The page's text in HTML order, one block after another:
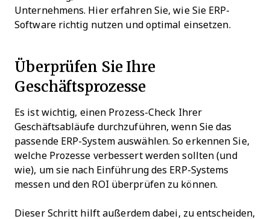
Unternehmens. Hier erfahren Sie, wie Sie ERP-
Software richtig nutzen und optimal einsetzen.
Überprüfen Sie Ihre
Geschäftsprozesse
Es ist wichtig, einen Prozess-Check Ihrer
Geschäftsabläufe durchzuführen, wenn Sie das
passende ERP-System auswählen. So erkennen Sie,
welche Prozesse verbessert werden sollten (und
wie), um sie nach Einführung des ERP-Systems
messen und den ROI überprüfen zu können.
Dieser Schritt hilft außerdem dabei, zu entscheiden,